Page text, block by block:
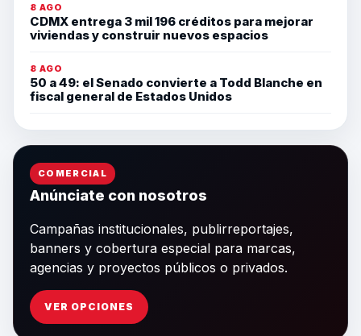
8 AGO
CDMX entrega 3 mil 196 créditos para mejorar
viviendas y construir nuevos espacios
8 AGO
50 a 49: el Senado convierte a Todd Blanche en
fiscal general de Estados Unidos
COMERCIAL
Anúnciate con nosotros
Campañas institucionales, publirreportajes,
banners y cobertura especial para marcas,
agencias y proyectos públicos o privados.
VER OPCIONES